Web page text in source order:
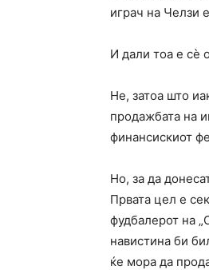
играч на Челзи
И дали тоа е сè
Не, затоа што
продажбата на
финансискиот
Но, за да
Првата цел е
фудбалерот на
навистина би
ќе мора да